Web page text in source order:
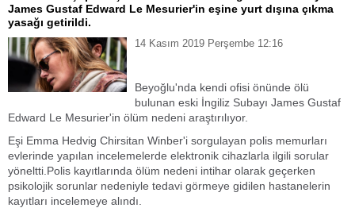
James Gustaf Edward Le Mesurier'in eşine yurt dışına çıkma
yasağı getirildi.
14 Kasım 2019 Perşembe 12:16
Beyoğlu'nda kendi ofisi önünde ölü
bulunan eski İngiliz Subayı James Gustaf
Edward Le Mesurier'in ölüm nedeni araştırılıyor.
Eşi Emma Hedvig Chirsitan Winber'i sorgulayan polis memurları
evlerinde yapılan incelemelerde elektronik cihazlarla ilgili sorular
yöneltti.Polis kayıtlarında ölüm nedeni intihar olarak geçerken
psikolojik sorunlar nedeniyle tedavi görmeye gidilen hastanelerin
kayıtları incelemeye alındı.